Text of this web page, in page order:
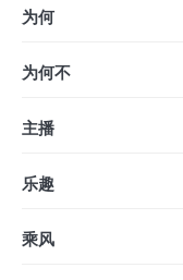
为何
为何不
主播
乐趣
乘风